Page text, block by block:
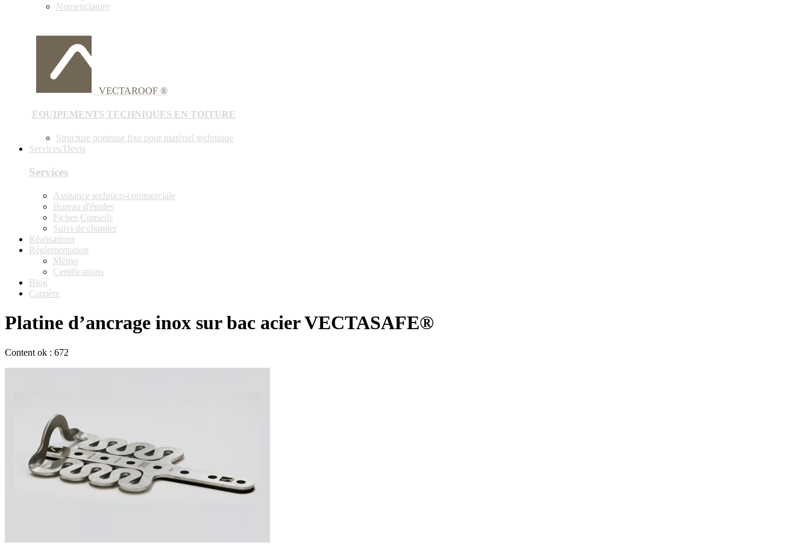
Nomenclature
VECTAROOF ®
ÉQUIPEMENTS TECHNIQUES EN TOITURE
Structure porteuse fixe pour matériel technique
Services/Devis
Services
Assitance technico-commerciale
Bureau d'études
Fiches Conseils
Suivi de chantier
Réalisations
Réglementation
Mémo
Certifications
Blog
Carrière
Platine d’ancrage inox sur bac acier VECTASAFE®
Content ok : 672